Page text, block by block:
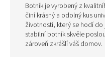
Botník je vyrobený z
činí krásný a odolný kus
životností, který se hodí
stabilní botník skvěle
zároveň zkrášlí váš domov.